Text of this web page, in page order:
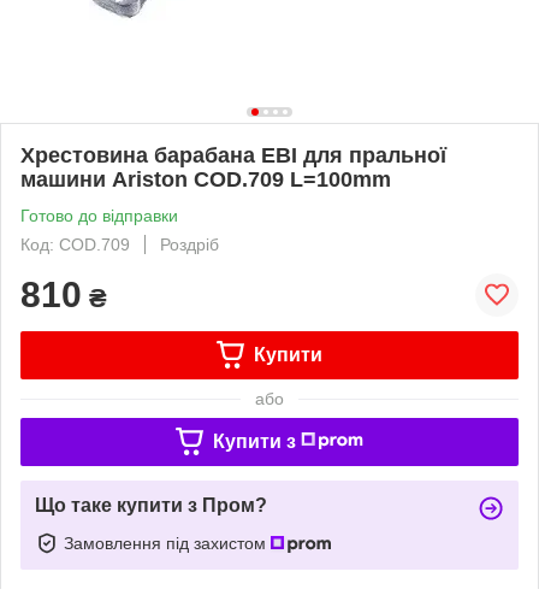
Хрестовина барабана EBI для пральної
машини Ariston COD.709 L=100mm
Готово до відправки
Код: COD.709
Роздріб
810 ₴
Купити
або
Купити з
Що таке купити з Пром?
Замовлення під захистом